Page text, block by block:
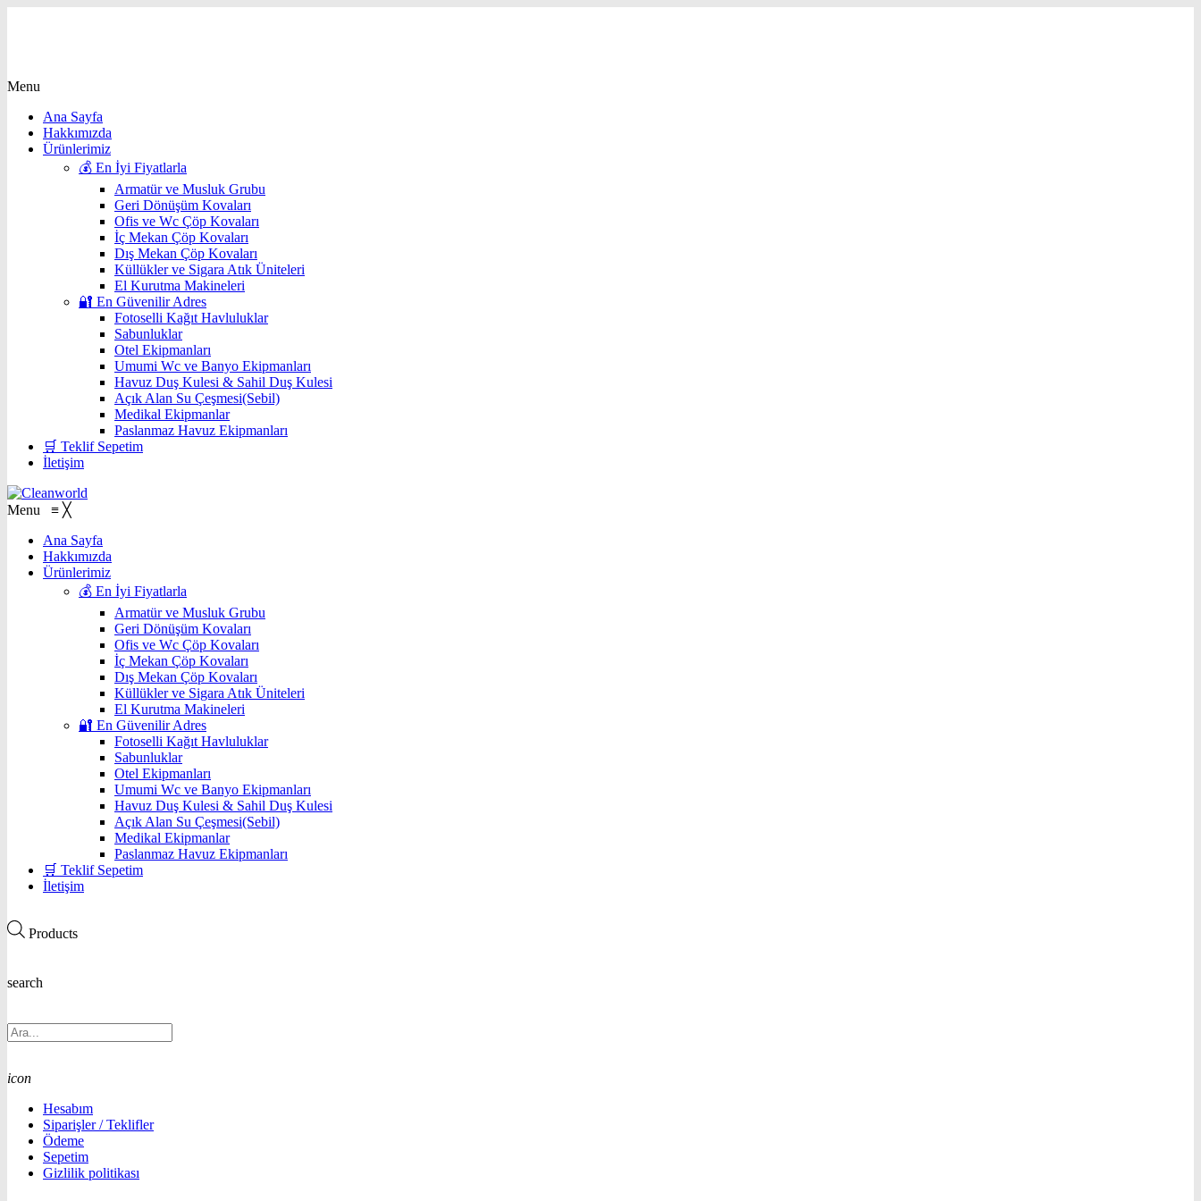
Menu
Ana Sayfa
Hakkımızda
Ürünlerimiz
💰 En İyi Fiyatlarla
Armatür ve Musluk Grubu
Geri Dönüşüm Kovaları
Ofis ve Wc Çöp Kovaları
İç Mekan Çöp Kovaları
Dış Mekan Çöp Kovaları
Küllükler ve Sigara Atık Üniteleri
El Kurutma Makineleri
🔐 En Güvenilir Adres
Fotoselli Kağıt Havluluklar
Sabunluklar
Otel Ekipmanları
Umumi Wc ve Banyo Ekipmanları
Havuz Duş Kulesi & Sahil Duş Kulesi
Açık Alan Su Çeşmesi(Sebil)
Medikal Ekipmanlar
Paslanmaz Havuz Ekipmanları
🛒 Teklif Sepetim
İletişim
Menu ≡ ╳
Ana Sayfa
Hakkımızda
Ürünlerimiz
💰 En İyi Fiyatlarla
Armatür ve Musluk Grubu
Geri Dönüşüm Kovaları
Ofis ve Wc Çöp Kovaları
İç Mekan Çöp Kovaları
Dış Mekan Çöp Kovaları
Küllükler ve Sigara Atık Üniteleri
El Kurutma Makineleri
🔐 En Güvenilir Adres
Fotoselli Kağıt Havluluklar
Sabunluklar
Otel Ekipmanları
Umumi Wc ve Banyo Ekipmanları
Havuz Duş Kulesi & Sahil Duş Kulesi
Açık Alan Su Çeşmesi(Sebil)
Medikal Ekipmanlar
Paslanmaz Havuz Ekipmanları
🛒 Teklif Sepetim
İletişim
Products
search
icon
Hesabım
Siparişler / Teklifler
Ödeme
Sepetim
Gizlilik politikası